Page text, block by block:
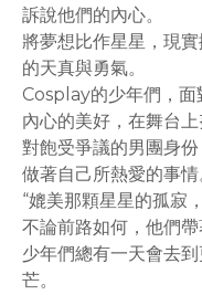
訴說他們的內心。
將夢想比作星星，現
的天真與勇氣。
Cosplay的少年們，面
內心的美好，在舞台
對飽受爭議的男團身
做著自己所熱愛的事情
“媲美那顆星星的孤寂
不論前路如何，他們
少年們總有一天會去
芒。